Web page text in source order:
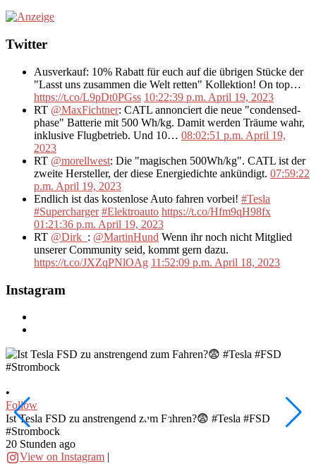
Twitter
Ausverkauf: 10% Rabatt für euch auf die übrigen Stücke der
"Lasst uns zusammen die Welt retten" Kollektion! On top…
https://t.co/L9pDt0PGss 10:22:39 p.m. April 19, 2023
RT @MaxFichtner: CATL annonciert die neue "condensed-
phase" Batterie mit 500 Wh/kg. Damit werden Träume wahr,
inklusive Flugbetrieb. Und 10… 08:02:51 p.m. April 19,
2023
RT @morellwest: Die "magischen 500Wh/kg". CATL ist der
zweite Hersteller, der diese Energiedichte ankündigt. 07:59:22
p.m. April 19, 2023
Endlich ist das kostenlose Auto fahren vorbei! #Tesla
#Supercharger #Elektroauto https://t.co/Hfm9qH98fx
01:21:36 p.m. April 19, 2023
RT @Dirk_ : @MartinHund Wenn ihr noch nicht Mitglied
unserer Community seid, kommt gern dazu.
https://t.co/JXZqPNlOAg 11:52:09 p.m. April 18, 2023
Instagram
•
Follow
Ist Tesla FSD zu anstrengend zum Fahren?😨 #Tesla #FSD
#Strombock
20 Stunden ago
View on Instagram |